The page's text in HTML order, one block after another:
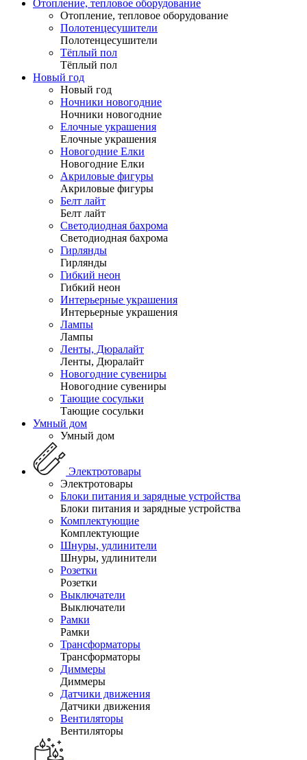
Отопление, тепловое оборудование
Отопление, тепловое оборудование
Полотенцесушители
Полотенцесушители
Тёплый пол
Тёплый пол
Новый год
Новый год
Ночники новогодние
Ночники новогодние
Елочные украшения
Елочные украшения
Новогодние Елки
Новогодние Елки
Акриловые фигуры
Акриловые фигуры
Белт лайт
Белт лайт
Светодиодная бахрома
Светодиодная бахрома
Гирлянды
Гирлянды
Гибкий неон
Гибкий неон
Интерьерные украшения
Интерьерные украшения
Лампы
Лампы
Ленты, Дюралайт
Ленты, Дюралайт
Новогодние сувениры
Новогодние сувениры
Тающие сосульки
Тающие сосульки
Умный дом
Умный дом
Электротовары
Электротовары
Блоки питания и зарядные устройства
Блоки питания и зарядные устройства
Комплектующие
Комплектующие
Шнуры, удлинители
Шнуры, удлинители
Розетки
Розетки
Выключатели
Выключатели
Рамки
Рамки
Трансформаторы
Трансформаторы
Диммеры
Диммеры
Датчики движения
Датчики движения
Вентиляторы
Вентиляторы